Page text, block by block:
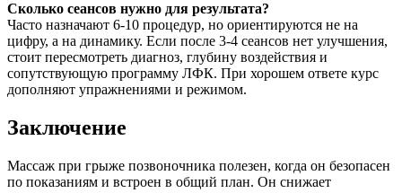
Сколько сеансов нужно для результата?
Часто назначают 6-10 процедур, но ориентируются не на
цифру, а на динамику. Если после 3-4 сеансов нет улучшения,
стоит пересмотреть диагноз, глубину воздействия и
сопутствующую программу ЛФК. При хорошем ответе курс
дополняют упражнениями и режимом.
Заключение
Массаж при грыже позвоночника полезен, когда он безопасен
по показаниям и встроен в общий план. Он снижает